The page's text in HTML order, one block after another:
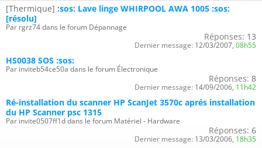
[Thermique] :sos: Lave linge WHIRPOOL AWA 1005 :sos:
[résolu]
Par rgrz74 dans le forum Dépannage
Réponses: 13
Dernier message: 12/03/2007, 08h55
HS0038 SOS :sos:
Par inviteb54ce50a dans le forum Électronique
Réponses: 8
Dernier message: 14/09/2006, 11h42
Ré-installation du scanner HP ScanJet 3570c aprés installation
du HP Scanner psc 1315
Par invite0507ff1d dans le forum Matériel - Hardware
Réponses: 6
Dernier message: 13/03/2006, 18h35